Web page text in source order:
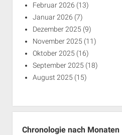
Februar 2026 (13)
Januar 2026 (7)
Dezember 2025 (9)
November 2025 (11)
Oktober 2025 (16)
September 2025 (18)
August 2025 (15)
Chronologie nach Monaten